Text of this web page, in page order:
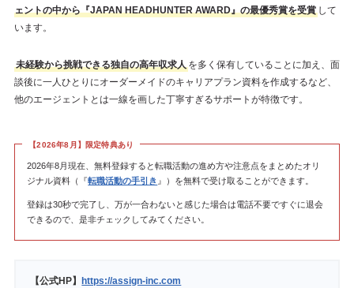
ェントの中から『JAPAN HEADHUNTER AWARD』の最優秀賞を受賞して
います。
未経験から挑戦できる独自の高年収求人を多く保有していることに加え、面
談後に一人ひとりにオーダーメイドのキャリアプラン資料を作成するなど、
他のエージェントとは一線を画した丁寧すぎるサポートが特徴です。
【2026年8月】限定特典あり
2026年8月現在、無料登録すると転職活動の進め方や注意点をまとめたオリ
ジナル資料（『転職活動の手引き 』）を無料で受け取ることができます。
登録は30秒で完了し、万が一合わないと感じた場合は電話不要ですぐに退会
できるので、是非チェックしてみてください。
【公式HP】https://assign-inc.com